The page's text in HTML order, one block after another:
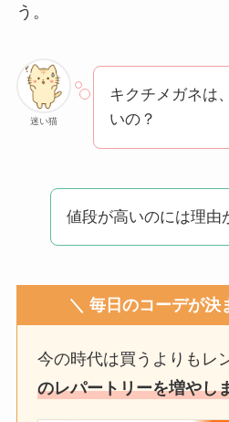
う。
迷い猫
キクチメガネは
いの？
値段が高いのには理由
＼ 毎日のコーデが決
今の時代は買うよりもレ
のレパートリーを増やし